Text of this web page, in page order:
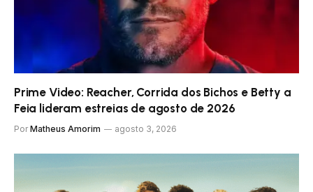
Prime Video: Reacher, Corrida dos Bichos e Betty a
Feia lideram estreias de agosto de 2026
Por Matheus Amorim agosto 3, 2026